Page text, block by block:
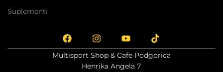
Suplementi
Multisport Shop & Cafe Podgorica
Henrika Angela 7